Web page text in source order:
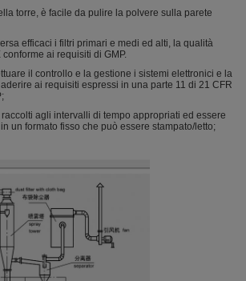
torre, è facile da pulire la polvere sulla parete
efficaci i filtri primari e medi ed alti, la qualità
ai requisiti di GMP.
il controllo e la gestione i sistemi elettronici e la
ai requisiti espressi in una parte 11 di 21 CFR
agli intervalli di tempo appropriati ed essere
un formato fisso che può essere stampato/letto;